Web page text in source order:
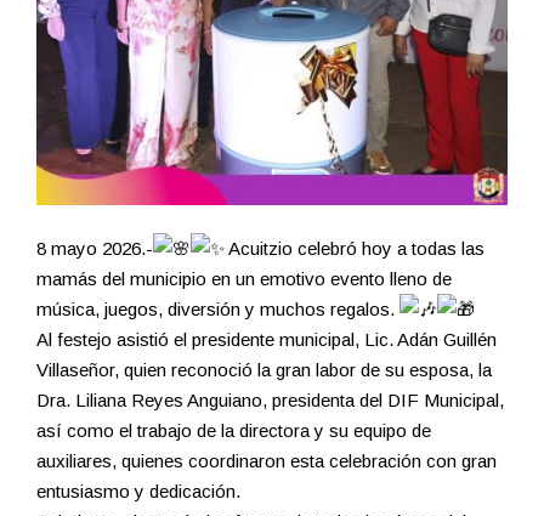
8 mayo 2026.-
Acuitzio celebró hoy a todas las
mamás del municipio en un emotivo evento lleno de
música, juegos, diversión y muchos regalos.
Al festejo asistió el presidente municipal, Lic. Adán Guillén
Villaseñor, quien reconoció la gran labor de su esposa, la
Dra. Liliana Reyes Anguiano, presidenta del DIF Municipal,
así como el trabajo de la directora y su equipo de
auxiliares, quienes coordinaron esta celebración con gran
entusiasmo y dedicación.